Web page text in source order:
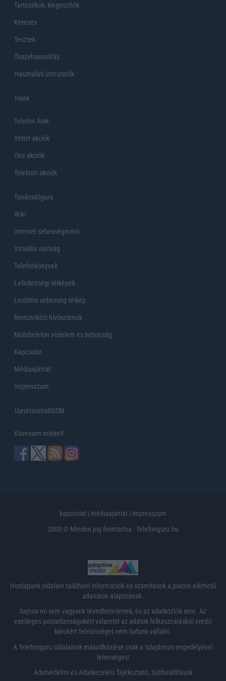
Tartozékok, kiegeszítők
Keresés
Tesztek
Összehasonlítás
Használati útmutatók
Hirek
Telefon Árak
Yettel akciók
One akciók
Telekom akciók
Tanácsdóguru
Wiki
Internet sebességmérő
Virtuális valóság
Telefonkönyvek
Lefedettségi térképek
Letöltési sebesség térkép
Nemzetközi hívószámok
Mobiltelefon védelem és biztonság
Kapcsolat
Médiaajánlat
Impresszum
UjesHasznaltGSM
Kövessen minket!
kapcsolat | médiaajánlat | impresszum
2000 © Minden jog fenntartva - Telefonguru.hu
Honlapunk oldalain található információk és számítások a piacon elérhető
adatokon alapszanak.
Sajnos mi sem vagyunk tévedhetetlenek, és az adatközlők sem. Az
esetleges pontatlanságokért valamint az adatok felhasználásból eredő
károkért felelősséget nem tudunk vállalni.
A Telefonguru oldalainak másodközlése csak a tulajdonos engedélyével
lehetséges!
Adatvédelmi és Adatkezelési Tájékoztató, Sütibeállítások